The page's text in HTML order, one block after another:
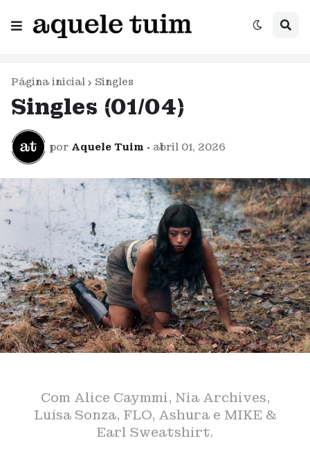
Página inicial Singles
Singles (01/04)
por Aquele Tuim • abril 01, 2026
Com Alice Caymmi, Nia Archives,
Luísa Sonza, FLO, Ashura e MIKE &
Earl Sweatshirt.